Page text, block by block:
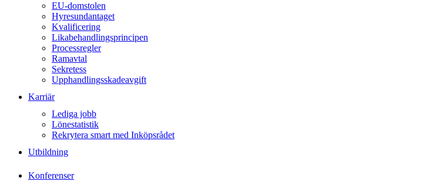
EU-domstolen
Hyresundantaget
Kvalificering
Likabehandlingsprincipen
Processregler
Ramavtal
Sekretess
Upphandlingsskadeavgift
Karriär
Lediga jobb
Lönestatistik
Rekrytera smart med Inköpsrådet
Utbildning
Konferenser